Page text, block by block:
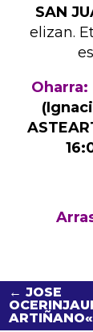
SAN
elizan.
Oharra:
← JOSE
ARTIÑANO